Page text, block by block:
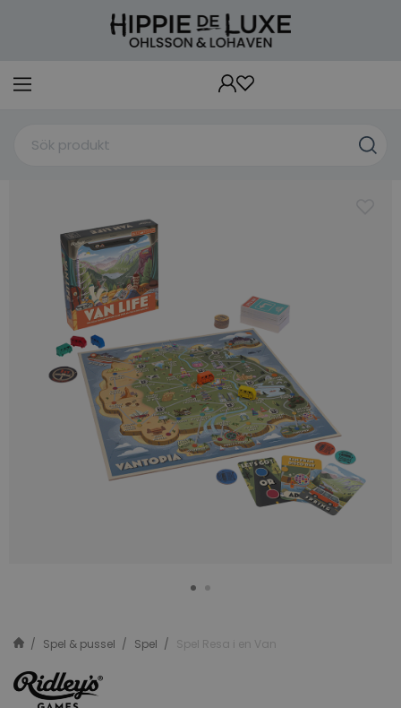
Spel & pussel Spel Spel Resa i en Van